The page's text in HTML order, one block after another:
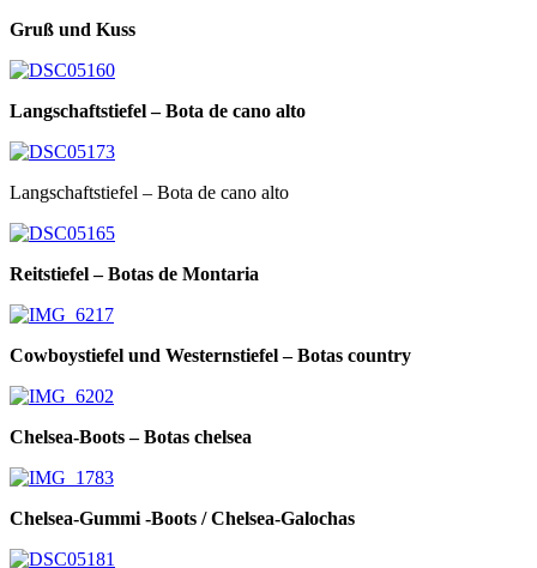
Gruß und Kuss
Langschaftstiefel – Bota de cano alto
Langschaftstiefel – Bota de cano alto
Reitstiefel – Botas de Montaria
Cowboystiefel und Westernstiefel – Botas country
Chelsea-Boots – Botas chelsea
Chelsea-Gummi -Boots / Chelsea-Galochas